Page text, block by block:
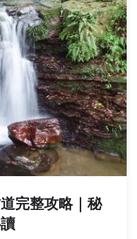
完整攻略｜秘